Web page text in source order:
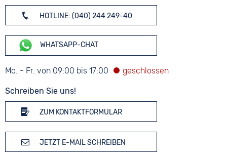
HOTLINE: (040) 244 249-40
WHATSAPP-CHAT
Mo. - Fr. von 09:00 bis 17:00
Schreiben Sie uns!
ZUM KONTAKTFORMULAR
JETZT E-MAIL SCHREIBEN